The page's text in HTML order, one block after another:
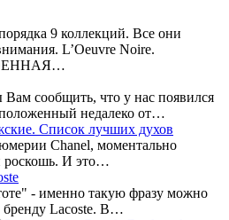
9 коллекций. Все они
L’Oeuvre Noire.
сообщить, что у нас появился
недалеко от…
Список лучших духов
Chanel, моментально
роскошь. И это…
- именно такую фразу можно
бренду Lacoste. В…